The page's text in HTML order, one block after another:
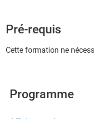
Pré-requis
Cette formation ne
Programme